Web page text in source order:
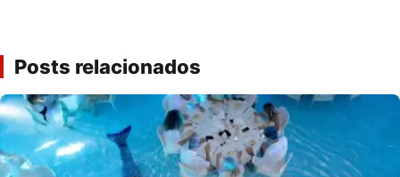
Posts relacionados